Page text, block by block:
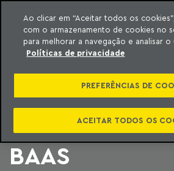
o conteúdo
Machado Meyer
EMPRESAS
MÚLTIPLOS
BAAS
Ao clicar em “Aceitar todos os
com o armazenamento de cookies no
para melhorar a navegação e analisar
Políticas de privacidade
PREFERÊNCIAS DE
ACEITAR TODOS OS